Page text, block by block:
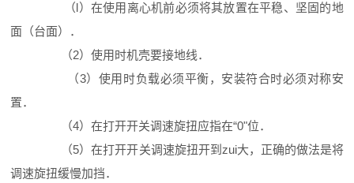
（l）在使用离心机前必须将其放置在平稳、坚固的地
面（台面）．
（2）使用时机壳要接地线．
（3）使用时负载必须平衡，安装符合时必须对称安
置．
（4）在打开开关调速旋扭应指在“0"位．
（5）在打开开关调速旋扭开到zui大，正确的做法是将
调速旋扭缓慢加挡．